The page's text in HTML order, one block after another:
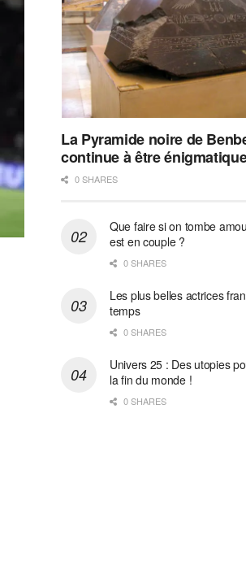
La Pyramide noire de
continue à être
0 SHARES
Que faire si on tombe
est en couple ?
0 SHARES
Les plus belles actrices
temps
0 SHARES
Univers 25 : Des utopies
la fin du monde !
0 SHARES